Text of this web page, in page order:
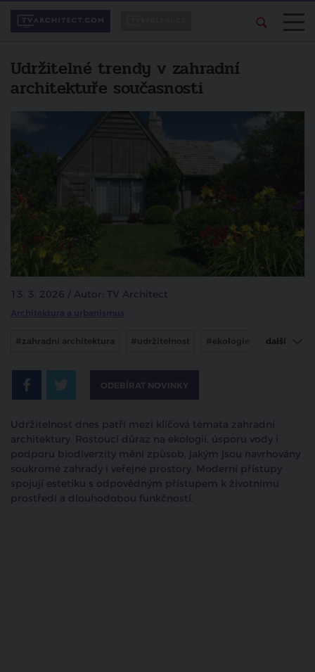
Udržitelné trendy v zahradní
architektuře současnosti
13. 3. 2026 / Autor: TV Architect
Architektura a urbanismus
#zahradní architektura #udržitelnost #ekologie
#přírodní zahrady
další
ODEBÍRAT NOVINKY
Udržitelnost dnes patří mezi klíčová témata zahradní
architektury. Rostoucí důraz na ekologii, úsporu vody i
podporu biodiverzity mění způsob, jakým jsou navrhovány
soukromé zahrady i veřejné prostory. Moderní přístupy
spojují estetiku s odpovědným přístupem k životnímu
prostředí a dlouhodobou funkčností.